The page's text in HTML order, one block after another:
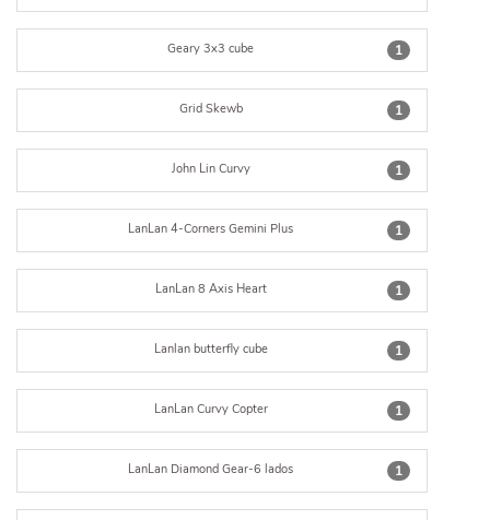
1
Geary 3x3 cube
1
Grid Skewb
1
John Lin Curvy
1
LanLan 4-Corners Gemini Plus
1
LanLan 8 Axis Heart
1
Lanlan butterfly cube
1
LanLan Curvy Copter
1
LanLan Diamond Gear-6 lados